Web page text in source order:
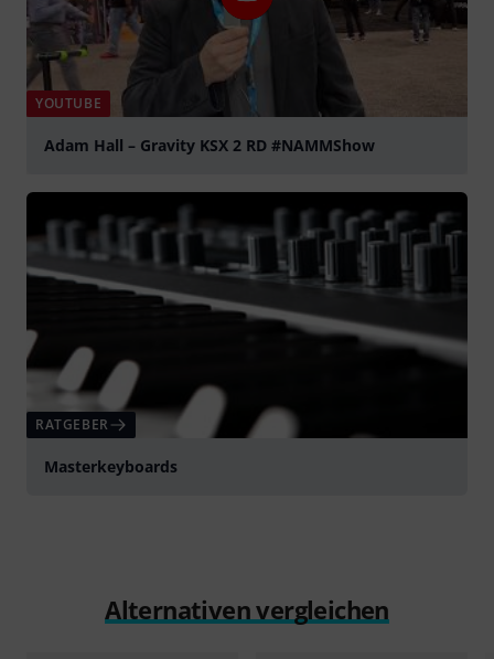
YOUTUBE
Adam Hall – Gravity KSX 2 RD #NAMMShow
RATGEBER
Masterkeyboards
Alternativen vergleichen